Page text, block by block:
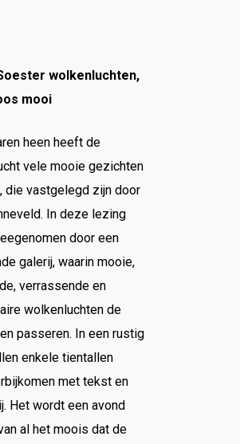
wolkenluchten,
mooi
heen heeft de
vele mooie gezichten
die vastgelegd zijn door
In deze lezing
door een
galerij, waarin mooie,
verrassende en
wolkenluchten de
passeren. In een rustig
enkele tientallen
met tekst en
Het wordt een avond
al het moois dat de